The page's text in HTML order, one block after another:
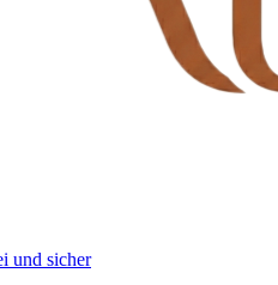
und sicher